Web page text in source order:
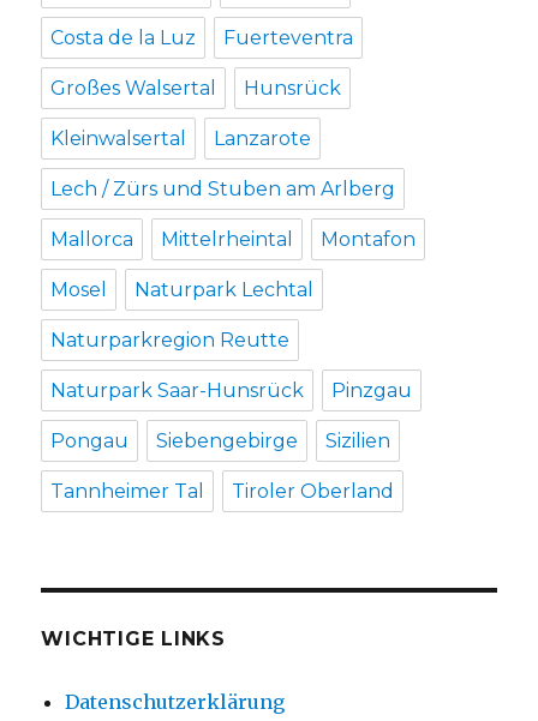
Costa de la Luz Fuerteventra
Großes Walsertal Hunsrück
Kleinwalsertal Lanzarote
Lech / Zürs und Stuben am Arlberg
Mallorca Mittelrheintal Montafon
Mosel Naturpark Lechtal
Naturparkregion Reutte
Naturpark Saar-Hunsrück Pinzgau
Pongau Siebengebirge Sizilien
Tannheimer Tal Tiroler Oberland
WICHTIGE LINKS
Datenschutzerklärung